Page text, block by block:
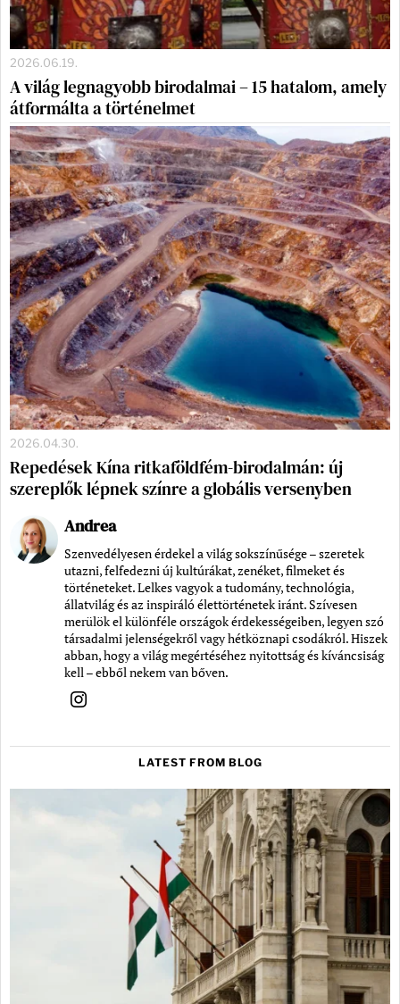
2026.06.19.
A világ legnagyobb birodalmai – 15 hatalom, amely
átformálta a történelmet
2026.04.30.
Repedések Kína ritkaföldfém-birodalmán: új
szereplők lépnek színre a globális versenyben
Andrea
Szenvedélyesen érdekel a világ sokszínűsége – szeretek
utazni, felfedezni új kultúrákat, zenéket, filmeket és
történeteket. Lelkes vagyok a tudomány, technológia,
állatvilág és az inspiráló élettörténetek iránt. Szívesen
merülök el különféle országok érdekességeiben, legyen szó
társadalmi jelenségekről vagy hétköznapi csodákról. Hiszek
abban, hogy a világ megértéséhez nyitottság és kíváncsiság
kell – ebből nekem van bőven.
LATEST FROM BLOG